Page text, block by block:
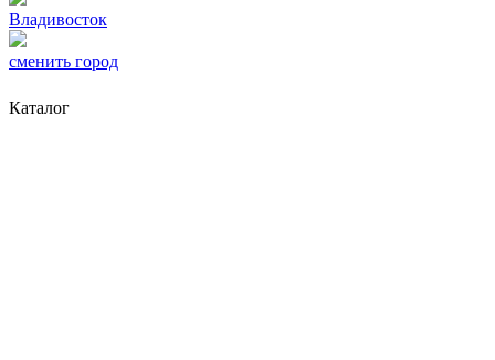
Владивосток
сменить город
Каталог